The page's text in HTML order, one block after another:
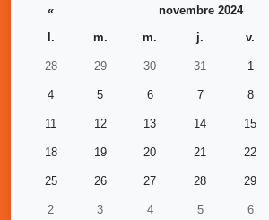
« novembre 2024
l.
m. m. j. v.
28 29 30 31 1
4 5 6 7 8
11 12 13 14 15
18 19 20 21 22
25 26 27 28 29
2 3 4 5 6